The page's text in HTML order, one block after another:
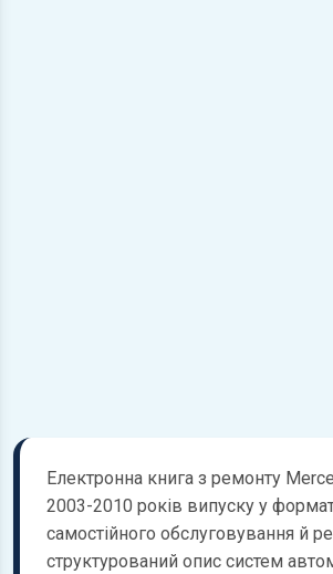
Електронна книга з ремонту
2003-2010 років випуску у
самостійного обслуговування й
структурований опис систем